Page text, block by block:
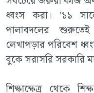
ধ্বংস করা। '১১
পালাবদলের শুরুতেই
লেখাপড়ার পরিবেশ
বুকে সরাসরি সরকারি
শিক্ষাক্ষেত্র থেকে